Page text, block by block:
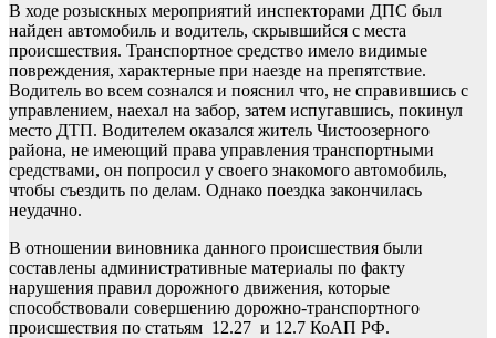
В ходе розыскных мероприятий инспекторами ДПС был
найден автомобиль и водитель, скрывшийся с места
происшествия. Транспортное средство имело видимые
повреждения, характерные при наезде на препятствие.
Водитель во всем сознался и пояснил что, не справившись с
управлением, наехал на забор, затем испугавшись, покинул
место ДТП. Водителем оказался житель Чистоозерного
района, не имеющий права управления транспортными
средствами, он попросил у своего знакомого автомобиль,
чтобы съездить по делам. Однако поездка закончилась
неудачно.
В отношении виновника данного происшествия были
составлены административные материалы по факту
нарушения правил дорожного движения, которые
способствовали совершению дорожно-транспортного
происшествия по статьям 12.27 и 12.7 КоАП РФ.